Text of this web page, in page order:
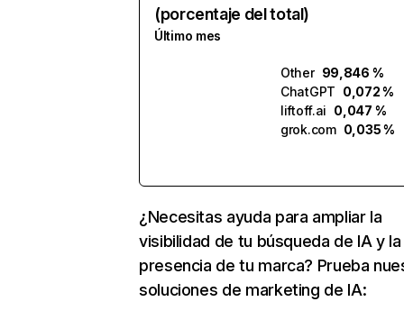
(porcentaje del total)
Último mes
Other 99,846 %
ChatGPT 0,072 %
liftoff.ai 0,047 %
grok.com 0,035 %
¿Necesitas ayuda para ampliar la
visibilidad de tu búsqueda de IA y la
presencia de tu marca? Prueba
soluciones de marketing de IA: